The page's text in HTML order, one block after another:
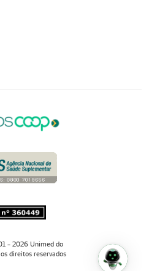
- 2026 Unimed do
direitos reservados